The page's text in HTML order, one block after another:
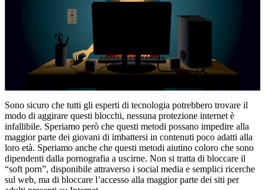
Sono sicuro che tutti gli esperti di tecnologia potrebbero trovare il
modo di aggirare questi blocchi, nessuna protezione internet è
infallibile. Speriamo però che questi metodi possano impedire alla
maggior parte dei giovani di imbattersi in contenuti poco adatti alla
loro età. Speriamo anche che questi metodi aiutino coloro che sono
dipendenti dalla pornografia a uscirne. Non si tratta di bloccare il
“soft porn”, disponibile attraverso i social media e semplici ricerche
sul web, ma di bloccare l’accesso alla maggior parte dei siti per